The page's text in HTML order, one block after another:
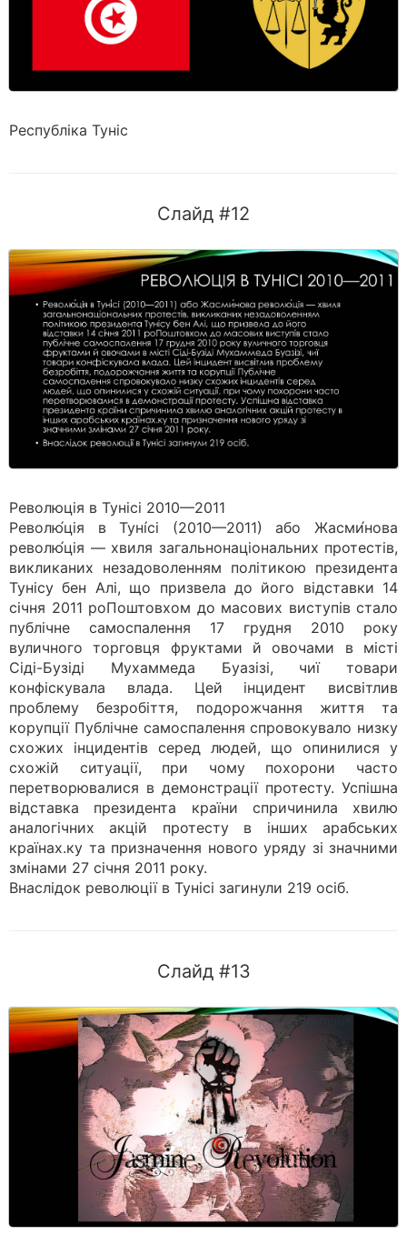
Республіка Туніс
Слайд #12
Революція в Тунісі 2010—2011
Револю́ція в Туні́сі (2010—2011) або Жасми́нова
револю́ція — хвиля загальнонаціональних протестів,
викликаних незадоволенням політикою президента
Тунісу бен Алі, що призвела до його відставки 14
січня 2011 роПоштовхом до масових виступів стало
публічне самоспалення 17 грудня 2010 року
вуличного торговця фруктами й овочами в місті
Сіді-Бузіді Мухаммеда Буазізі, чиї товари
конфіскувала влада. Цей інцидент висвітлив
проблему безробіття, подорожчання життя та
корупції Публічне самоспалення спровокувало низку
схожих інцидентів серед людей, що опинилися у
схожій ситуації, при чому похорони часто
перетворювалися в демонстрації протесту. Успішна
відставка президента країни спричинила хвилю
аналогічних акцій протесту в інших арабських
країнах.ку та призначення нового уряду зі значними
змінами 27 січня 2011 року.
Внаслідок революції в Тунісі загинули 219 осіб.
Слайд #13